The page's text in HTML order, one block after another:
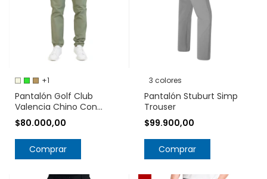
+1
Pantalón Golf Club
Valencia Chino Con
Cintura Elástica
$80.000,00
Comprar
3 colores
Pantalón Stuburt Simp
Trouser
$99.900,00
Comprar